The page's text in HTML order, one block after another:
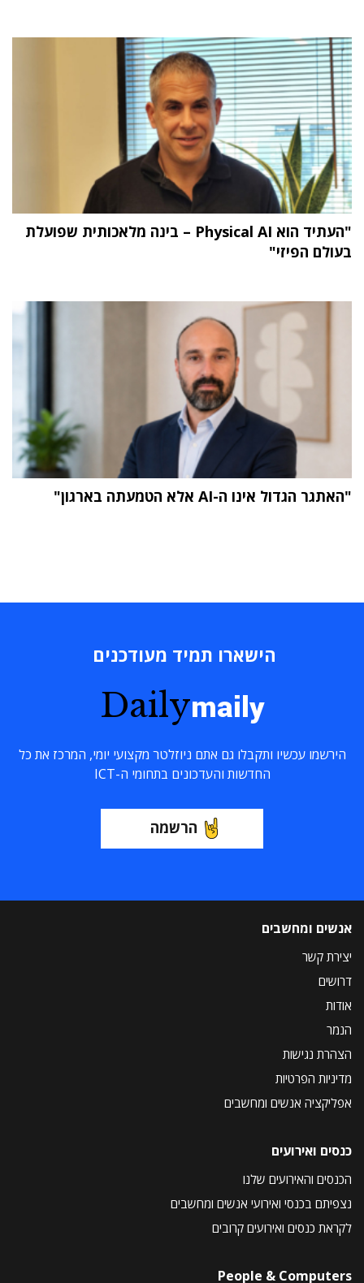
"העתיד הוא Physical AI – בינה מלאכותית שפועלת
בעולם הפיזי"
"האתגר הגדול אינו ה-AI אלא הטמעתה בארגון"
הישארו תמיד מעודכנים
Dailymaily
הירשמו עכשיו ותקבלו גם אתם ניוזלטר מקצועי יומי, המרכז את כל
החדשות והעדכונים בתחומי ה-ICT
הרשמה
אנשים ומחשבים
יצירת קשר
דרושים
אודות
הנמר
הצהרת נגישות
מדיניות הפרטיות
אפליקציה אנשים ומחשבים
כנסים ואירועים
הכנסים והאירועים שלנו
נצפיתם בכנסי ואירועי אנשים ומחשבים
לקראת כנסים ואירועים קרובים
People & Computers